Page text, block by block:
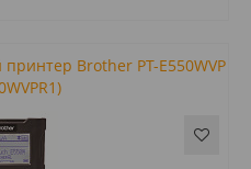
Brother PT-E550WVP